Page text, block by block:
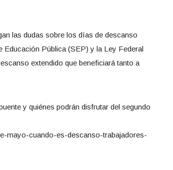
las dudas sobre los días de descanso
Educación Pública (SEP) y la Ley Federal
extendido que beneficiará tanto a
y quiénes podrán disfrutar del segundo
mayo-cuando-es-descanso-trabajadores-